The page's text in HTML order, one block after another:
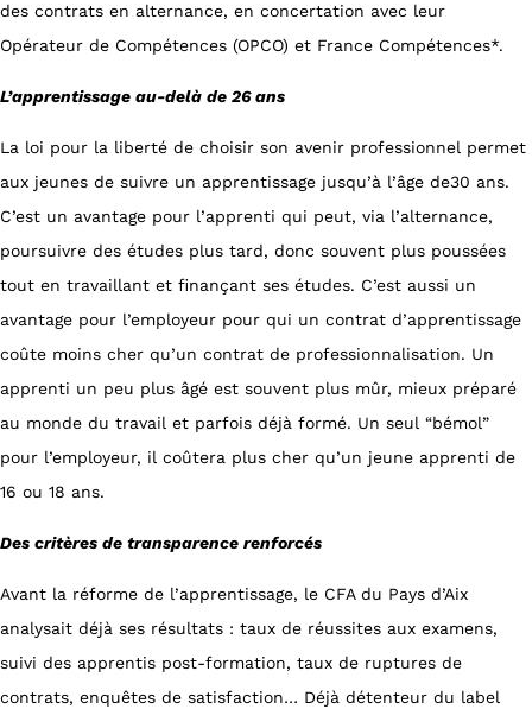
des contrats en alternance, en concertation avec leur
Opérateur de Compétences (OPCO) et France Compétences*.
L’apprentissage au-delà de 26 ans
La loi pour la liberté de choisir son avenir professionnel permet
aux jeunes de suivre un apprentissage jusqu’à l’âge de30 ans.
C’est un avantage pour l’apprenti qui peut, via l’alternance,
poursuivre des études plus tard, donc souvent plus poussées
tout en travaillant et finançant ses études. C’est aussi un
avantage pour l’employeur pour qui un contrat d’apprentissage
coûte moins cher qu’un contrat de professionnalisation. Un
apprenti un peu plus âgé est souvent plus mûr, mieux préparé
au monde du travail et parfois déjà formé. Un seul “bémol”
pour l’employeur, il coûtera plus cher qu’un jeune apprenti de
16 ou 18 ans.
Des critères de transparence renforcés
Avant la réforme de l’apprentissage, le CFA du Pays d’Aix
analysait déjà ses résultats : taux de réussites aux examens,
suivi des apprentis post-formation, taux de ruptures de
contrats, enquêtes de satisfaction… Déjà détenteur du label